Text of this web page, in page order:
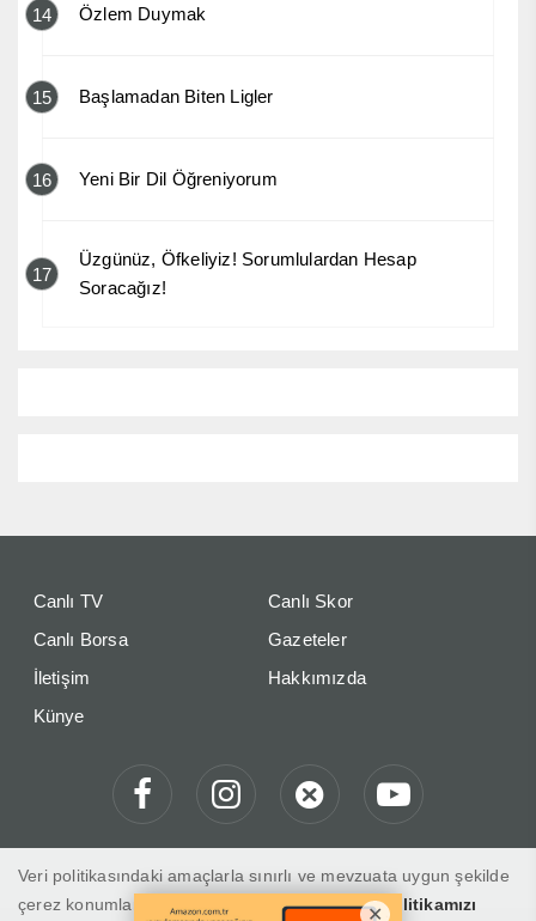
14 Özlem Duymak
15 Başlamadan Biten Ligler
16 Yeni Bir Dil Öğreniyorum
17
Üzgünüz, Öfkeliyiz! Sorumlulardan Hesap
Soracağız!
Canlı TV
Canlı Skor
Canlı Borsa
Gazeteler
İletişim
Hakkımızda
Künye
Veri politikasındaki amaçlarla sınırlı ve mevzuata uygun şekilde
çerez konumlandırmaktayız. Detaylar içinveri politikamızı